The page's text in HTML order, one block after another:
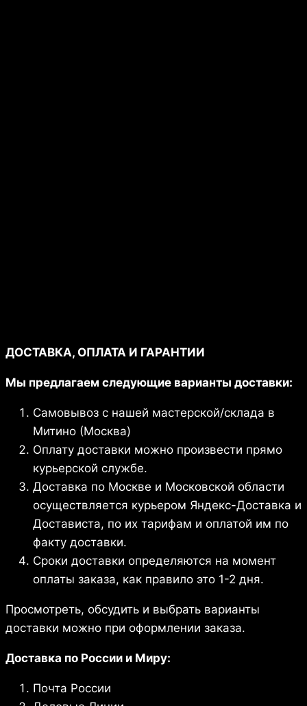
ДОСТАВКА, ОПЛАТА И ГАРАНТИИ
Мы предлагаем следующие варианты доставки:
Самовывоз с нашей мастерской/склада в
Митино (Москва)
Оплату доставки можно произвести прямо
курьерской службе.
Доставка по Москве и Московской области
осуществляется курьером Яндекс-Доставка и
Достависта, по их тарифам и оплатой им по
факту доставки.
Сроки доставки определяются на момент
оплаты заказа, как правило это 1-2 дня.
Просмотреть, обсудить и выбрать варианты
доставки можно при оформлении заказа.
Доставка по России и Миру:
Почта России